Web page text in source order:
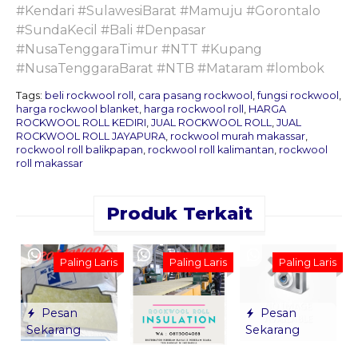
#Kendari #SulawesiBarat #Mamuju #Gorontalo
#SundaKecil #Bali #Denpasar
#NusaTenggaraTimur #NTT #Kupang
#NusaTenggaraBarat #NTB #Mataram #lombok
Tags: beli rockwool roll cara pasang rockwool ,fungsi rockwool
harga rockwool blanket harga rockwool roll HARGA
ROCKWOOL ROLL KEDIRI JUAL ROCKWOOL ROLL
JUAL
ROCKWOOL ROLL JAYAPURA rockwool murah makassar
rockwool roll balikpapan rockwool roll kalimantan rockwool
roll makassar
Produk Terkait
Pesan
Sekarang
Paling Laris Paling Laris
Pesan
Sekarang
Paling Laris